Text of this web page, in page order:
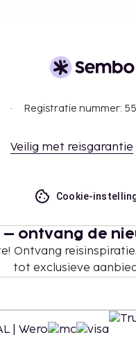
Registratie nummer:
Veilig met reisgarantie
Cookie-
– ontvang de
Ontvang
tot exclusieve